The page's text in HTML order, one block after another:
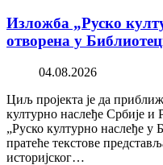
Изложба „Руско
отворена у
04.08.2026
Циљ пројекта је да
културно наслеђе Србије и
„Руско културно наслеђе у
пратеће текстове
историјског…